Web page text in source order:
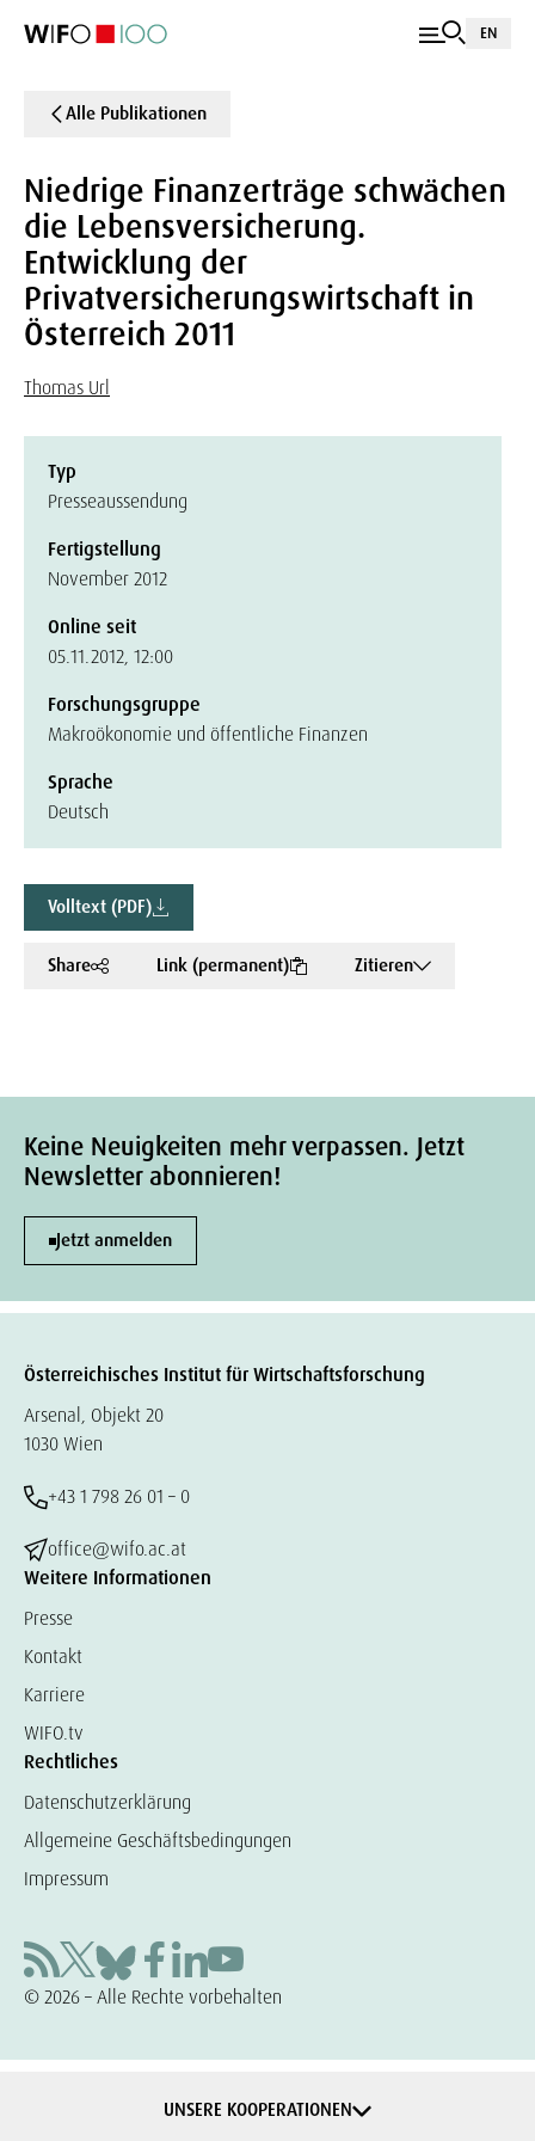
EN
Alle Publikationen
Niedrige Finanzerträge schwächen
die Lebensversicherung.
Entwicklung der
Privatversicherungswirtschaft in
Österreich 2011
Thomas Url
Typ
Presseaussendung
Fertigstellung
November 2012
Online seit
05.11.2012, 12:00
Forschungsgruppe
Makroökonomie und öffentliche Finanzen
Sprache
Deutsch
Volltext (PDF)
Share Link (permanent) Zitieren
Keine Neuigkeiten mehr verpassen. Jetzt
Newsletter abonnieren!
Jetzt anmelden
Österreichisches Institut für Wirtschaftsforschung
Arsenal, Objekt 20
1030 Wien
+43 1 798 26 01 – 0
office@wifo.ac.at
Weitere Informationen
Presse
Kontakt
Karriere
WIFO.tv
Rechtliches
Datenschutzerklärung
Allgemeine Geschäftsbedingungen
Impressum
© 2026 – Alle Rechte vorbehalten
UNSERE KOOPERATIONEN